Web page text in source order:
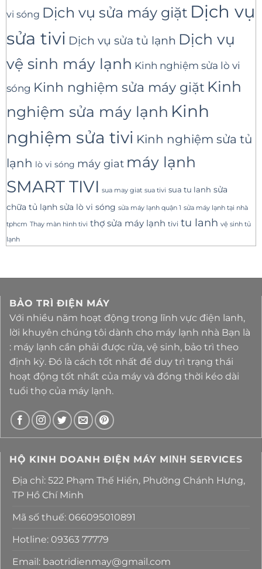
vi sóng Dịch vụ sửa máy giặt Dịch vụ
sửa tivi Dịch vụ sửa tủ lạnh Dịch vụ
vệ sinh máy lạnh Kinh nghiệm sửa lò vi
sóng Kinh nghiệm sửa máy giặt Kinh
nghiệm sửa máy lạnh Kinh
nghiệm sửa tivi Kinh nghiệm sửa tủ
lạnh lò vi sóng máy giat máy lạnh
SMART TIVI sua may giat sua tivi sua tu lanh sửa
chữa tủ lạnh sửa lò vi sóng sửa máy lạnh quận 1 sửa máy lạnh tại nhà
tphcm Thay màn hình tivi thợ sửa máy lạnh tivi tu lanh vệ sinh tủ
lạnh
BẢO TRÌ ĐIỆN MÁY
Với nhiều năm hoạt động trong lĩnh vực điện lanh,
lời khuyên chúng tôi dành cho máy lạnh nhà Bạn là
: máy lạnh cần phải được rửa, vệ sinh, bảo trì theo
định kỳ. Đó là cách tốt nhất để duy trì trạng thái
hoạt động tốt nhất của máy và đồng thời kéo dài
tuổi thọ của máy lạnh.
HỘ KINH DOANH ĐIỆN MÁY MΙΝΗ SERVICES
Địa chỉ: 522 Phạm Thế Hiển, Phường Chánh Hưng,
TP Hồ Chí Minh
Mã số thuế: 066095010891
Hotline: 09363 77779
Email: baotridienmay@gmail.com